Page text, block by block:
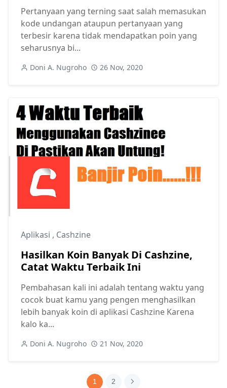
Pertanyaan yang terning saat salah memasukan
kode undangan ataupun pertanyaan yang
terbesir karena tidak mendapatkan poin yang
seharusnya bi...
Doni A. Nugroho 26 Nov, 2020
Aplikasi , Cashzine
Hasilkan Koin Banyak Di Cashzine,
Catat Waktu Terbaik Ini
Pembahasan kali ini adalah tentang waktu yang
cocok buat kamu yang pengen menghasilkan
lebih banyak koin di aplikasi Cashzine Karena
kalo ka...
Doni A. Nugroho 21 Nov, 2020
1 2